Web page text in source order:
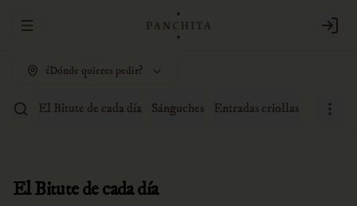
Abrir menu de navegación Login
¿Dónde quieres pedir?
El Bitute de cada día Sánguches Entradas criollas Sopas
El Bitute de cada día